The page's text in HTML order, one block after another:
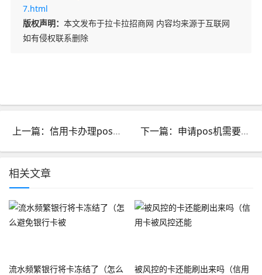
7.html
版权声明： 本文发布于拉卡拉招商网 内容均来源于互联网
如有侵权联系删除
上一篇：信用卡办理pos机骗局_利用办信用卡骗办pos机 下一篇：申请pos机需要多少钱_POS机要多少钱
相关文章
流水频繁银行将卡冻结了（怎么
被风控的卡还能刷出来吗（信用